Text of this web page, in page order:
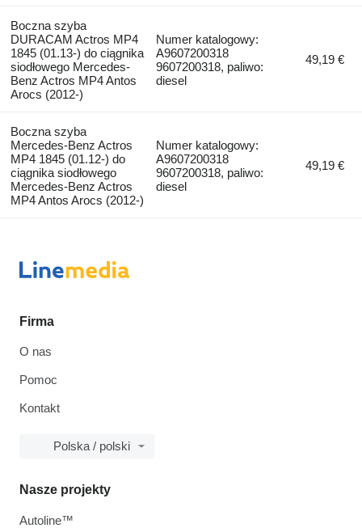
Boczna szyba
DURACAM Actros MP4
1845 (01.13-) do ciągnika
siodłowego Mercedes-
Benz Actros MP4 Antos
Arocs (2012-)
Numer katalogowy:
A9607200318
9607200318, paliwo:
diesel
49,19 €
Boczna szyba
Mercedes-Benz Actros
MP4 1845 (01.12-) do
ciągnika siodłowego
Mercedes-Benz Actros
MP4 Antos Arocs (2012-)
Numer katalogowy:
A9607200318
9607200318, paliwo:
diesel
49,19 €
Firma
O nas
Pomoc
Kontakt
Polska / polski
Nasze projekty
Autoline™